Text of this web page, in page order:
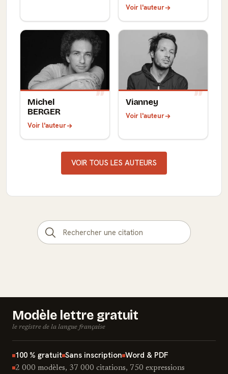
Voir l'auteur
Michel
BERGER
Voir l'auteur
Vianney
Voir l'auteur
VOIR TOUS LES AUTEURS
Modèle lettre gratuit
le registre de la langue française
100 % gratuit Sans inscription Word & PDF
2 000 modèles, 37 000 citations, 750 expressions